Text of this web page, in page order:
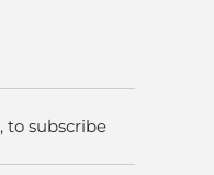
to subscribe